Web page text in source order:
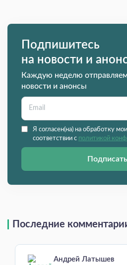
Подпишитесь
на новости и
Каждую неделю
новости и анонсы
Я согласен(на) на обработку
соответствии с политикой
Последние
Андрей Латышев